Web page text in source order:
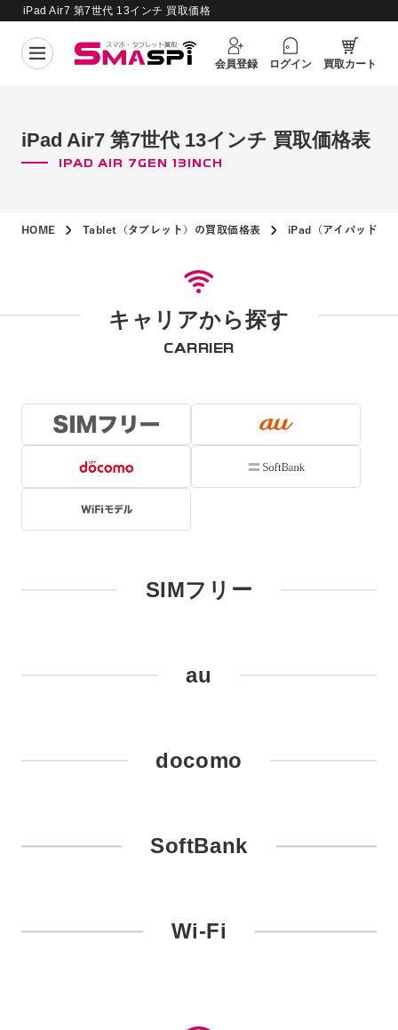
iPad Air7 第7世代 13インチ 買取価格
会員登録 ログイン 買取カート
iPad Air7 第7世代 13インチ 買取価格表
IPAD AIR 7GEN 13INCH
HOME Tablet（タブレット）の買取価格表 iPad（アイパッド）
キャリアから探す
CARRIER
SIMフリー
au
docomo
SoftBank
Wi-Fi